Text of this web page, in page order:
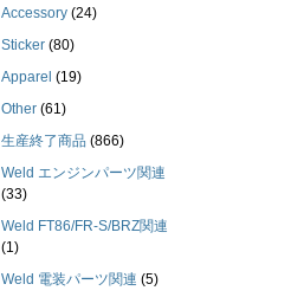
Accessory (24)
Sticker (80)
Apparel (19)
Other (61)
生産終了商品 (866)
Weld エンジンパーツ関連
(33)
Weld FT86/FR-S/BRZ関連
(1)
Weld 電装パーツ関連 (5)